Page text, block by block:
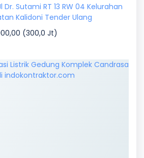
Sutami RT 13 RW 04 Kelurahan
Kalidoni Tender Ulang
(300,0 Jt)